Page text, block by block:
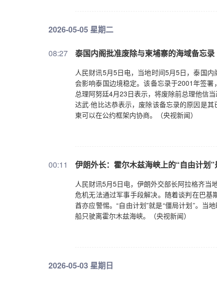
2026-05-05 星期二
08:27 泰国内阁批准废除与柬埔寨的海域备忘录
人民财讯5月5日电，当地时间5月5日，泰国
会影响泰国边境稳定。该备忘录于2001年签
总理阿努廷4月23日表示，将废除前总理他信
达武·他比达恭表示，废除该备忘录的原因是
柬可以在公约框架内协商。（央视新闻）
00:11 伊朗外长：霍尔木兹海峡上的“自由计划
人民财讯5月5日电，伊朗外交部长阿拉格齐当
危机无法通过军事手段解决。随着谈判在巴
酋亦应警惕。“自由计划”就是“僵局计划”。当
船只驶离霍尔木兹海峡。（央视新闻）
2026-05-03 星期日